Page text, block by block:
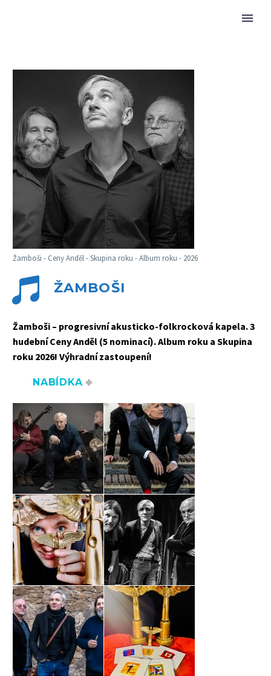
Žamboši - Ceny Anděl - Skupina roku - Album roku - 2026

 ŽAMBOŠI
Žamboši – progresivní akusticko-folkrocková kapela. 3
hudební Ceny Anděl (5 nominací). Album roku a Skupina
roku 2026! Výhradní zastoupení!
NABÍDKA